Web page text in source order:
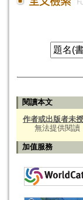
閱讀本文
作者或出版者未
無法提供閱讀
加值服務